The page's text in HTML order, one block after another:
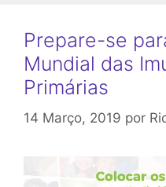
Prepare-se
Mundial das
Primárias
14 Março, 2019 por